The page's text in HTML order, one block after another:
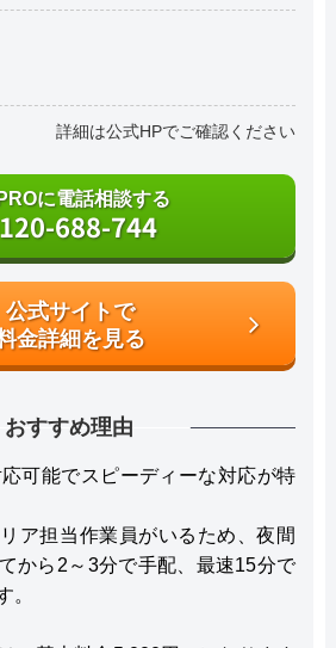
詳細は公式HPでご確認ください
に電話相談する
688-744
公式サイトで
金詳細を見る
おすすめ理由
可能でスピーディーな対応が特
ア担当作業員がいるため、夜間
から2～3分で手配、最速15分で
。